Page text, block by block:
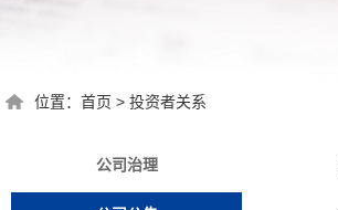
位置： 首页 > 投资者关系
公司治理